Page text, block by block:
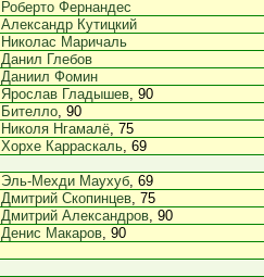
Роберто Фернандес
Александр Кутицкий
Николас Маричаль
Данил Глебов
Даниил Фомин
Ярослав Гладышев, 90
Бителло, 90
Николя Нгамалё, 75
Хорхе Карраскаль, 69
Эль-Мехди Маухуб, 69
Дмитрий Скопинцев, 75
Дмитрий Александров, 90
Денис Макаров, 90